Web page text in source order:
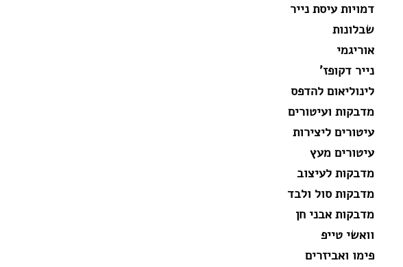
דמויות עיסת נייר
שבלונות
אוריגמי
נייר דקופז'
לינוליאום להדפס
מדבקות ועיטורים
עיטורים ליצירות
עיטורים מעץ
מדבקות לעיצוב
מדבקות סול ולבד
מדבקות אבני חן
וואשי טייפ
פימו ואביזרים